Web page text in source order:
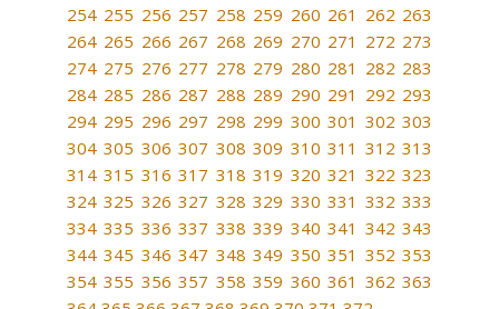
254 255 256 257 258 259 260 261 262 263
264 265 266 267 268 269 270 271 272 273
274 275 276 277 278 279 280 281 282 283
284 285 286 287 288 289 290 291 292 293
294 295 296 297 298 299 300 301 302 303
304 305 306 307 308 309 310 311 312 313
314 315 316 317 318 319 320 321 322 323
324 325 326 327 328 329 330 331 332 333
334 335 336 337 338 339 340 341 342 343
344 345 346 347 348 349 350 351 352 353
354 355 356 357 358 359 360 361 362 363